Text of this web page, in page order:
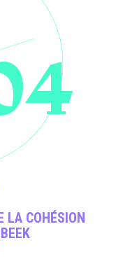
LA COHÉSION